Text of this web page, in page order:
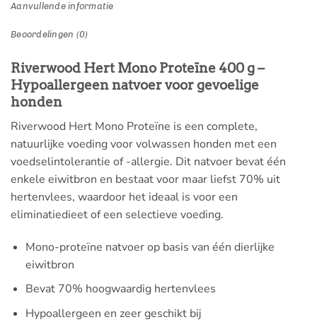
Aanvullende informatie
Beoordelingen (0)
Riverwood Hert Mono Proteïne 400 g –
Hypoallergeen natvoer voor gevoelige
honden
Riverwood Hert Mono Proteïne is een complete,
natuurlijke voeding voor volwassen honden met een
voedselintolerantie of -allergie. Dit natvoer bevat één
enkele eiwitbron en bestaat voor maar liefst 70% uit
hertenvlees, waardoor het ideaal is voor een
eliminatiedieet of een selectieve voeding.
Mono-proteïne natvoer op basis van één dierlijke
eiwitbron
Bevat 70% hoogwaardig hertenvlees
Hypoallergeen en zeer geschikt bij